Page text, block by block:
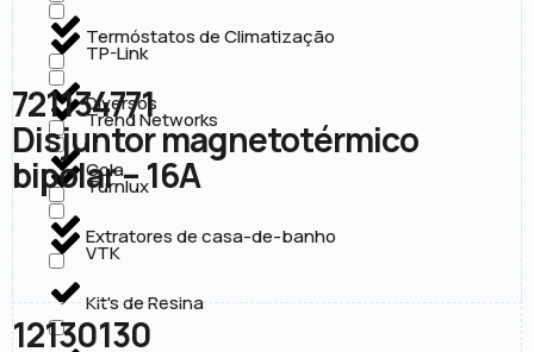
Termóstatos de Climatização
Diversos
Cola
Extratores de casa-de-banho
Kit's de Resina
TP-Link
Trend Networks
Turnlux
VTK
721134771
Disjuntor magnetotérmico
bipolar – 16A
12130130